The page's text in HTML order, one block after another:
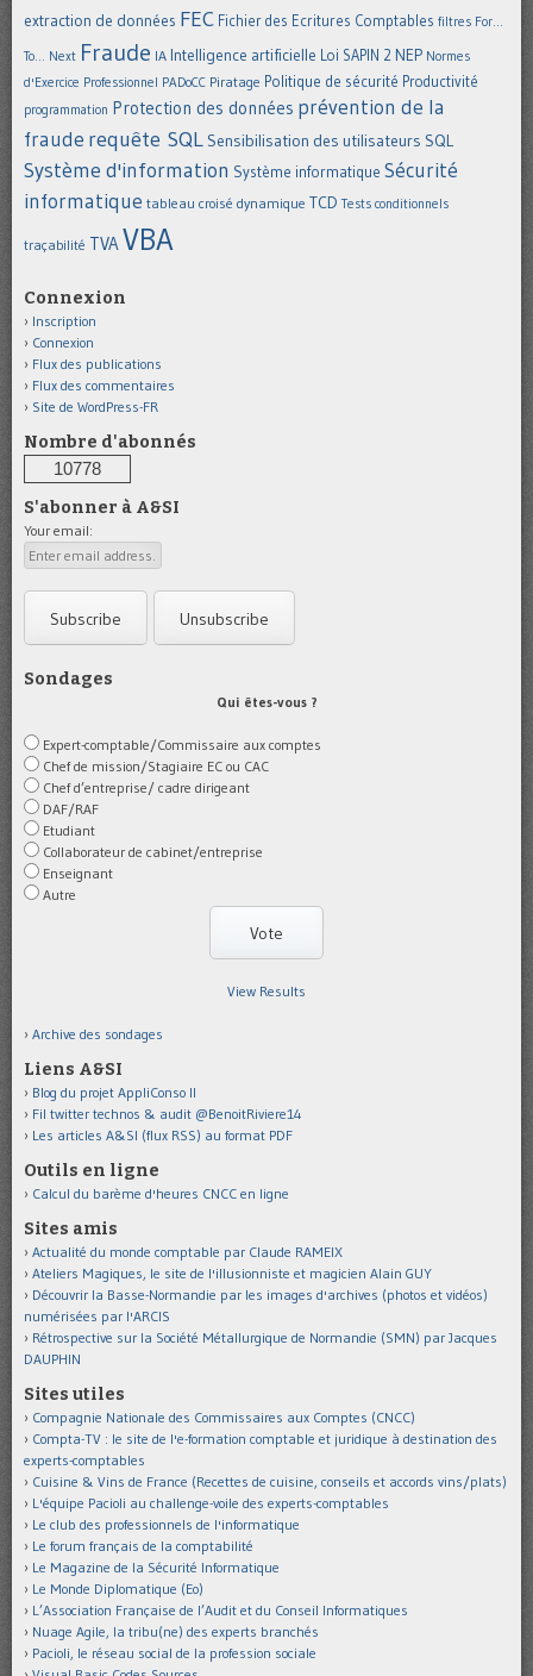
extraction de données FEC Fichier des Ecritures Comptables filtres For...
To... Next Fraude IA Intelligence artificielle Loi SAPIN 2 NEP Normes
d'Exercice Professionnel PADoCC Piratage Politique de sécurité Productivité
programmation Protection des données prévention de la
fraude requête SQL Sensibilisation des utilisateurs SQL
Système d'information Système informatique Sécurité
informatique tableau croisé dynamique TCD Tests conditionnels
traçabilité TVAVBA
Connexion
Inscription
Connexion
Flux des publications
Flux des commentaires
Site de WordPress-FR
Nombre d'abonnés
10778
S'abonner à A&SI
Your email:
Sondages
Qui êtes-vous ?
Expert-comptable/Commissaire aux comptes
Chef de mission/Stagiaire EC ou CAC
Chef d’entreprise/ cadre dirigeant
DAF/RAF
Etudiant
Collaborateur de cabinet/entreprise
Enseignant
Autre
View Results
Archive des sondages
Liens A&SI
Blog du projet AppliConso II
Fil twitter technos & audit @BenoitRiviere14
Les articles A&SI (flux RSS) au format PDF
Outils en ligne
Calcul du barème d'heures CNCC en ligne
Sites amis
Actualité du monde comptable par Claude RAMEIX
Ateliers Magiques, le site de l'illusionniste et magicien Alain GUY
Découvrir la Basse-Normandie par les images d'archives (photos et vidéos)
numérisées par l'ARCIS
Rétrospective sur la Société Métallurgique de Normandie (SMN) par Jacques
DAUPHIN
Sites utiles
Compagnie Nationale des Commissaires aux Comptes (CNCC)
Compta-TV : le site de l'e-formation comptable et juridique à destination des
experts-comptables
Cuisine & Vins de France (Recettes de cuisine, conseils et accords vins/plats)
L'équipe Pacioli au challenge-voile des experts-comptables
Le club des professionnels de l'informatique
Le forum français de la comptabilité
Le Magazine de la Sécurité Informatique
Le Monde Diplomatique (Eo)
L’Association Française de l’Audit et du Conseil Informatiques
Nuage Agile, la tribu(ne) des experts branchés
Pacioli, le réseau social de la profession sociale